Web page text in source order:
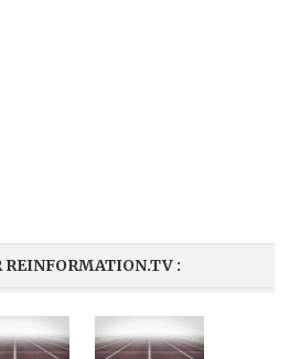
REINFORMATION.TV :